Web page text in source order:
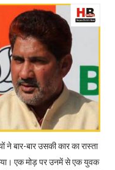
ने बार-बार उसकी कार का रास्ता
एक मोड़ पर उनमें से एक युवक